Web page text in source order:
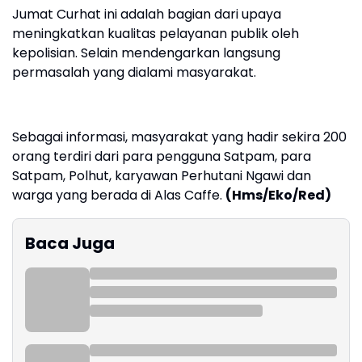
Jumat Curhat ini adalah bagian dari upaya
meningkatkan kualitas pelayanan publik oleh
kepolisian. Selain mendengarkan langsung
permasalah yang dialami masyarakat.
Sebagai informasi, masyarakat yang hadir sekira 200
orang terdiri dari para pengguna Satpam, para
Satpam, Polhut, karyawan Perhutani Ngawi dan
warga yang berada di Alas Caffe. (Hms/Eko/Red)
Baca Juga